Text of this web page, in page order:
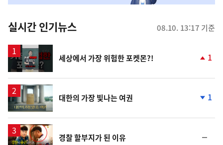
뉴
스
실시간 인기뉴스 08.10. 13:17 기준
영
세상에서 가장 위험한 포켓몬?!
상
1
영
상
대한의 가장 빛나는 여권
하
1
영
상
경찰 할부지가 된 이유